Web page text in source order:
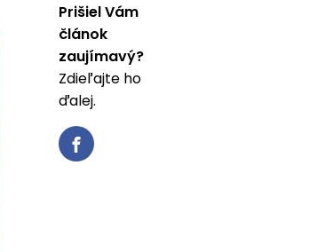
Prišiel Vám
článok
zaujímavý?
Zdieľajte ho
ďalej.